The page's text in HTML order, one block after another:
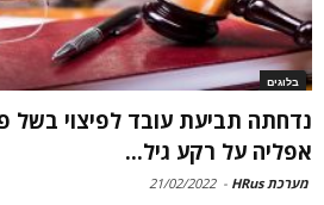
בלוגים
נדחתה תביעת עובד לפיצוי בשל
אפליה על רקע גיל...
מערכת HRus -
21/02/2022